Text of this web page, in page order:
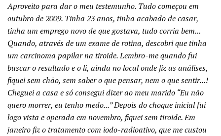
Aproveito para dar o meu testemunho. Tudo começou em
outubro de 2009. Tinha 23 anos, tinha acabado de casar,
tinha um emprego novo de que gostava, tudo corria bem...
Quando, através de um exame de rotina, descobri que tinha
um carcinoma papilar na tiroide. Lembro-me quando fui
buscar o resultado e o li, ainda no local onde fiz as análises,
fiquei sem chão, sem saber o que pensar, nem o que sentir...!
Cheguei a casa e só consegui dizer ao meu marido “Eu não
quero morrer, eu tenho medo...” Depois do choque inicial fui
logo vista e operada em novembro, fiquei sem tiroide. Em
janeiro fiz o tratamento com iodo-radioativo, que me custou